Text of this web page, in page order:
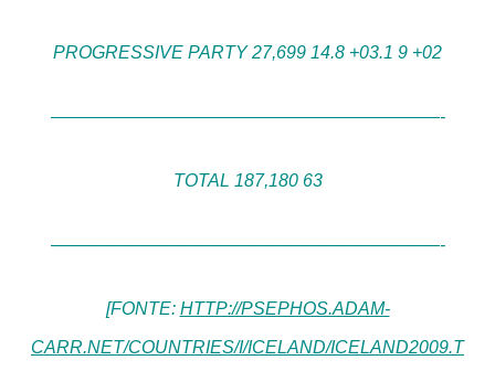
PROGRESSIVE PARTY 27,699 14.8 +03.1 9 +02
——————————————————————-
TOTAL 187,180 63
——————————————————————-
[FONTE: HTTP://PSEPHOS.ADAM-
CARR.NET/COUNTRIES/I/ICELAND/ICELAND2009.T